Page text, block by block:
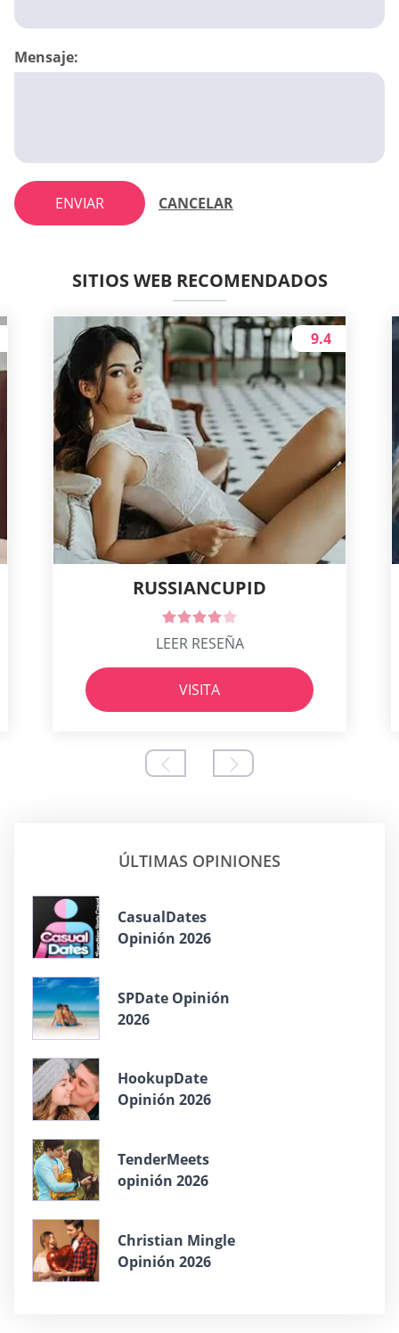
Mensaje:
ENVIAR CANCELAR
SITIOS WEB RECOMENDADOS
RUSSIANCUPID
9.4
LEER RESEÑA
VISITA
ÚLTIMAS OPINIONES
СasualDates
Opinión 2026
SPDate Opinión
2026
HookupDate
Opinión 2026
TenderMeets
opinión 2026
Christian Mingle
Opinión 2026